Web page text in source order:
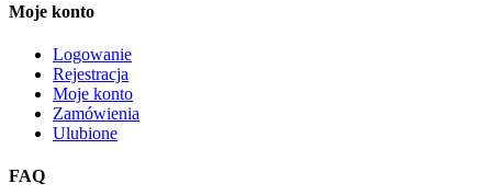
Moje konto
Logowanie
Rejestracja
Moje konto
Zamówienia
Ulubione
FAQ